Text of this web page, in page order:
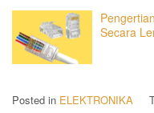
Secara
Posted in ELEKTRONIKA